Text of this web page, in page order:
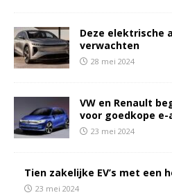
Deze elektrische
verwachten
28 mei 2024
VW en Renault
voor goedkope e-
23 mei 2024
Tien zakelijke EV’s met een
23 mei 2024